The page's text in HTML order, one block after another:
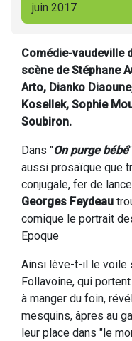
juin 2017
Comédie-vaudeville
scène de Stéphane
Arto, Dianko
Kosellek, Sophie
Soubiron.
Dans "On purge bébé
aussi prosaïque que
conjugale, fer de
Georges Feydeau
comique le portrait
Epoque
Ainsi lève-t-il le voile
Follavoine, qui
à manger du foin,
mesquins, âpres au
leur place dans "le